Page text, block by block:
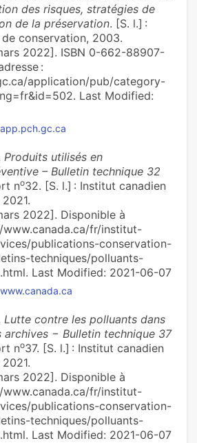
des risques, stratégies de
de la préservation. [S. l.] :
conservation, 2003.
2022]. ISBN 0-662-88907-
:
application/pub/category-
Last Modified:
Produits utilisés en
– Bulletin technique 32
no32. [S. l.] : Institut canadien
2022]. Disponible à
www.canada.ca/fr/institut-
publications-conservation-
techniques/polluants-
Last Modified: 2021-06-07
Lutte contre les polluants dans
archives − Bulletin technique 37
no37. [S. l.] : Institut canadien
2022]. Disponible à
www.canada.ca/fr/institut-
publications-conservation-
techniques/polluants-
Last Modified: 2021-06-07